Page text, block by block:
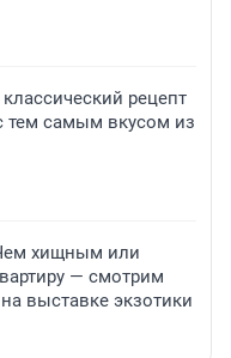
рецепт
тем самым вкусом из
хищным или
— смотрим
выставке экзотики